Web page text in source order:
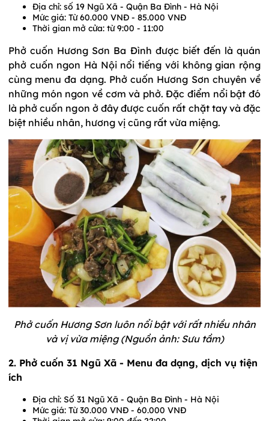
Địa chỉ: số 19 Ngũ Xã - Quận Ba Đình - Hà Nội
Mức giá: Từ 60.000 VNĐ - 85.000 VNĐ
Thời gian mở cửa: từ 9:00 - 11:00
Phở cuốn Hương Sơn Ba Đình được biết đến là quán
phở cuốn ngon Hà Nội nổi tiếng với không gian rộng
cùng menu đa dạng. Phở cuốn Hương Sơn chuyên về
những món ngon về cơm và phở. Đặc điểm nổi bật đó
là phở cuốn ngon ở đây được cuốn rất chặt tay và đặc
biệt nhiều nhân, hương vị cũng rất vừa miệng.
Phở cuốn Hương Sơn luôn nổi bật với rất nhiều nhân
và vị vừa miệng (Nguồn ảnh: Sưu tầm)
2. Phở cuốn 31 Ngũ Xã - Menu đa dạng, dịch vụ tiện
ích
Địa chỉ: Số 31 Ngũ Xã - Quận Ba Đình - Hà Nội
Mức giá: Từ 30.000 VNĐ - 60.000 VNĐ